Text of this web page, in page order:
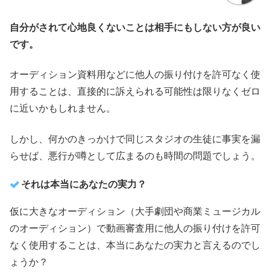
自分がされて心地良くないことは相手にもしない方が良い
です。
オーディション資料用などに他人の振り付けを許可なく使
用することは、直接的に訴えられる可能性は限りなくゼロ
に近いかもしれません。
しかし、何かのきっかけで同じスタジオの生徒に事実を漏
らせば、悪行が噂として広まるのも時間の問題でしょう。
それは本当にあなたの実力？
仮に大きなオーディション（大手劇団や商業ミュージカル
のオーディション）で動画審査用に他人の振り付けを許可
なく使用することは、本当にあなたの実力と言えるのでし
ょうか？